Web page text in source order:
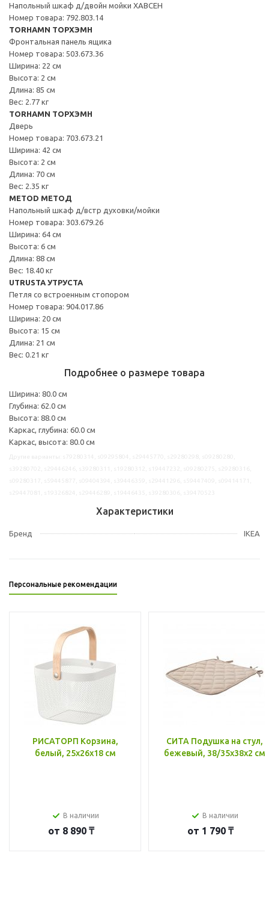
Напольный шкаф д/двойн мойки ХАВСЕН
Номер товара: 792.803.14
TORHAMN ТОРХЭМН
Фронтальная панель ящика
Номер товара: 503.673.36
Ширина: 22 см
Высота: 2 см
Длина: 85 см
Вес: 2.77 кг
TORHAMN ТОРХЭМН
Дверь
Номер товара: 703.673.21
Ширина: 42 см
Высота: 2 см
Длина: 70 см
Вес: 2.35 кг
METOD МЕТОД
Напольный шкаф д/встр духовки/мойки
Номер товара: 303.679.26
Ширина: 64 см
Высота: 6 см
Длина: 88 см
Вес: 18.40 кг
UTRUSTA УТРУСТА
Петля со встроенным стопором
Номер товара: 904.017.86
Ширина: 20 см
Высота: 15 см
Длина: 21 см
Вес: 0.21 кг
Подробнее о размере товара
Ширина: 80.0 см
Глубина: 62.0 см
Высота: 88.0 см
Каркас, глубина: 60.0 см
Каркас, высота: 80.0 см
Характеристики
Бренд IKEA
Персональные рекомендации
РИСАТОРП Корзина,
белый, 25x26x18 см
В наличии
от 8 890 ₸
СИТА Подушка на стул,
бежевый, 38/35x38x2 см
В наличии
от 1 790 ₸